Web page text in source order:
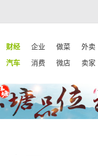
财经 企业 做菜 外卖
汽车 消费 微店 卖家